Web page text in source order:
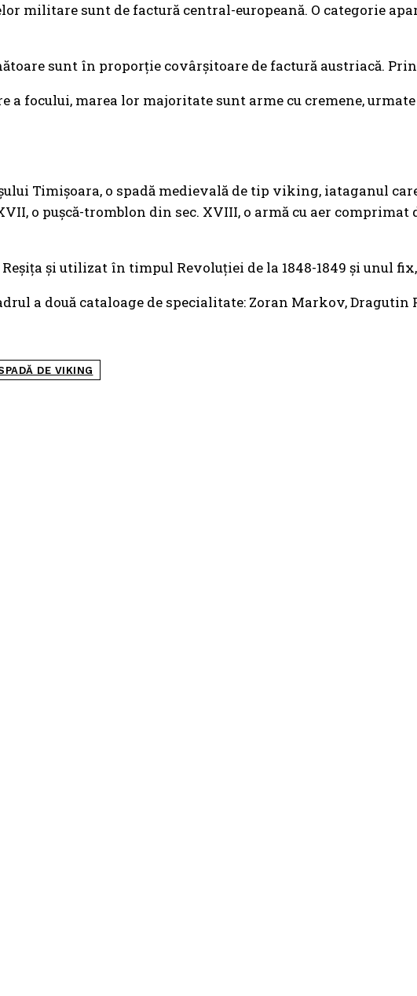
militare sunt de factură central-europeană. O categorie
sunt în proporţie covârşitoare de factură austriacă.
focului, marea lor majoritate sunt arme cu cremene,
Timişoara, o spadă medievală de tip viking,
o puşcă-tromblon din sec. XVIII, o armă cu aer
şi utilizat în timpul Revoluţiei de la 1848-1849 şi unul
a două cataloage de specialitate: Zoran Markov,
DE VIKING